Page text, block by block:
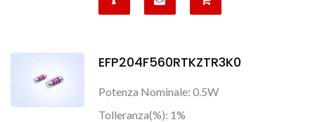
EFP204F560RTKZTR3K0
Potenza Nominale: 0.5W
Tolleranza(%): 1%